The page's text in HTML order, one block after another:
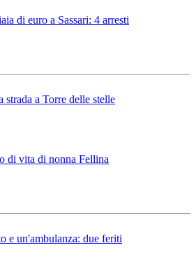
di euro a Sassari: 4 arresti
strada a Torre delle stelle
di vita di nonna Fellina
e un'ambulanza: due feriti